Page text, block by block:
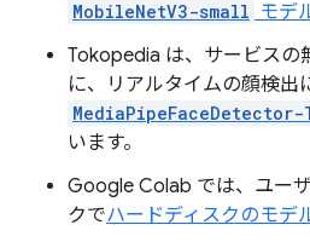
MobileNetV3-small モデ
Tokopedia は、サービスの
に、リアルタイムの顔検出
MediaPipeFaceDetector-
います。
Google Colab では、ユー
クでハードディスクのモデ